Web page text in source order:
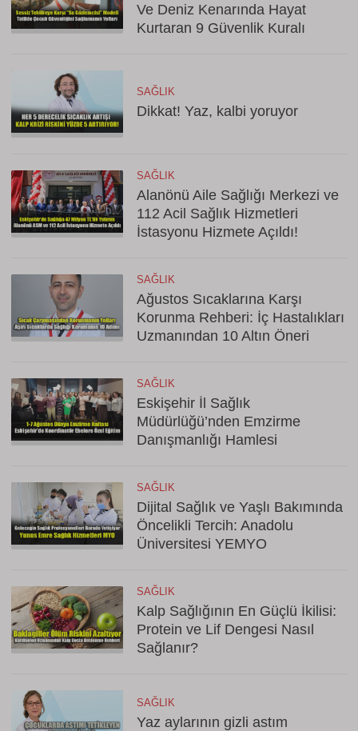
Ve Deniz Kenarında Hayat
Kurtaran 9 Güvenlik Kuralı
SAĞLIK
Dikkat! Yaz, kalbi yoruyor
SAĞLIK
Alanönü Aile Sağlığı Merkezi ve
112 Acil Sağlık Hizmetleri
İstasyonu Hizmete Açıldı!
SAĞLIK
Ağustos Sıcaklarına Karşı
Korunma Rehberi: İç Hastalıkları
Uzmanından 10 Altın Öneri
SAĞLIK
Eskişehir İl Sağlık
Müdürlüğü’nden Emzirme
Danışmanlığı Hamlesi
SAĞLIK
Dijital Sağlık ve Yaşlı Bakımında
Öncelikli Tercih: Anadolu
Üniversitesi YEMYO
SAĞLIK
Kalp Sağlığının En Güçlü İkilisi:
Protein ve Lif Dengesi Nasıl
Sağlanır?
SAĞLIK
Yaz aylarının gizli astım